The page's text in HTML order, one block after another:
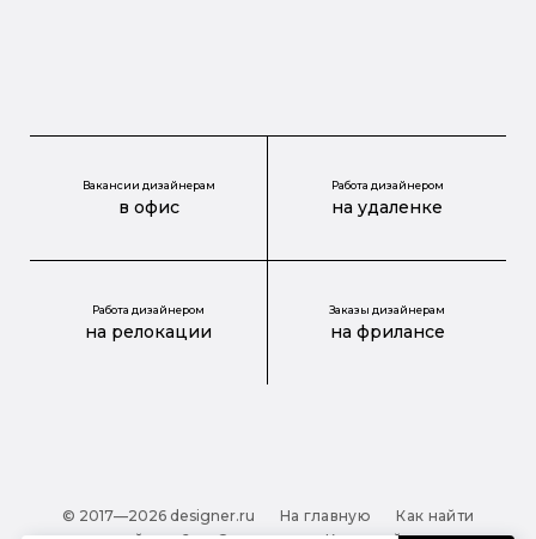
Вакансии дизайнерам
в офис
Работа дизайнером
на удаленке
Работа дизайнером
на релокации
Заказы дизайнерам
на фрилансе
© 2017—2026 designer.ru На главную
Как найти